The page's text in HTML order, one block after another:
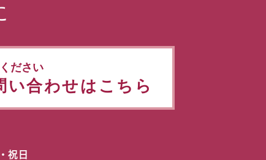
ださい
い合わせはこちら
祝日